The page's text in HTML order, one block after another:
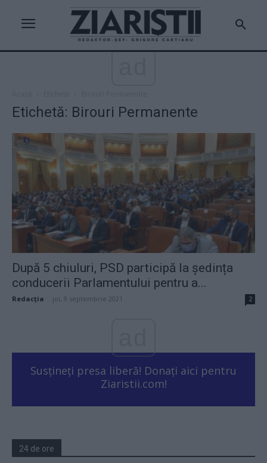
Etichetă: Birouri Permanente
După 5 chiuluri, PSD participă la ședința
conducerii Parlamentului pentru a...
Redacţia joi, 9 septembrie 2021 2
Susțineți presa liberă! Donați aici pentru
Ziaristii.com!
24 de ore